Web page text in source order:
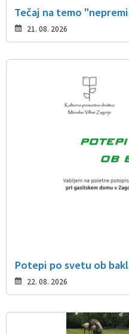
Tečaj na temo
21. 08. 2026
Potepi po svetu ob
22. 08. 2026